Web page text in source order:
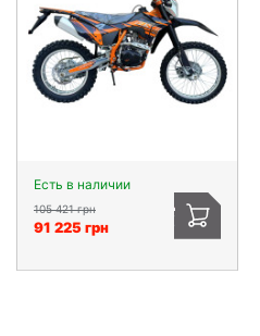
Есть в наличии
105 421 грн
91 225 грн